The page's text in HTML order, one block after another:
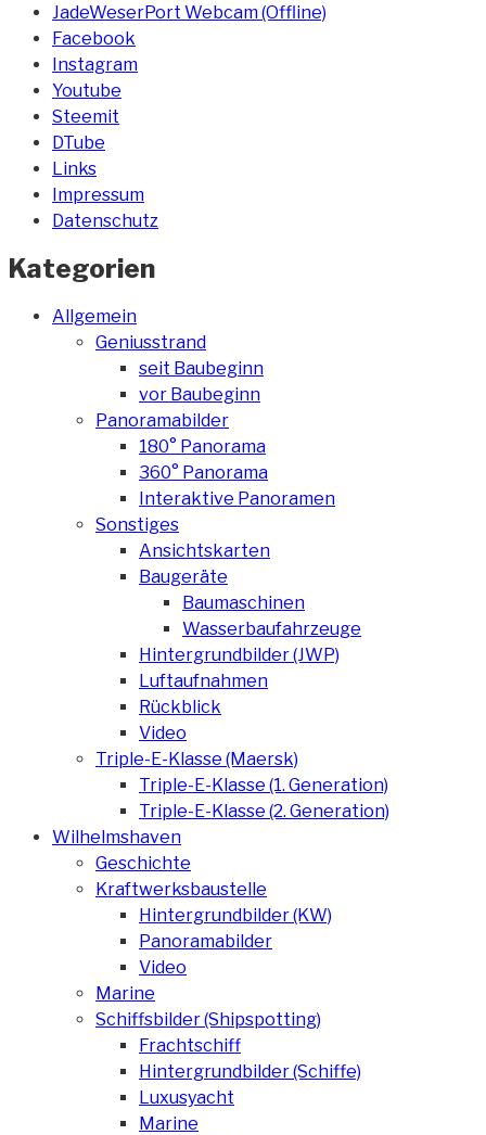
JadeWeserPort Webcam (Offline)
Facebook
Instagram
Youtube
Steemit
DTube
Links
Impressum
Datenschutz
Kategorien
Allgemein
Geniusstrand
seit Baubeginn
vor Baubeginn
Panoramabilder
180° Panorama
360° Panorama
Interaktive Panoramen
Sonstiges
Ansichtskarten
Baugeräte
Baumaschinen
Wasserbaufahrzeuge
Hintergrundbilder (JWP)
Luftaufnahmen
Rückblick
Video
Triple-E-Klasse (Maersk)
Triple-E-Klasse (1. Generation)
Triple-E-Klasse (2. Generation)
Wilhelmshaven
Geschichte
Kraftwerksbaustelle
Hintergrundbilder (KW)
Panoramabilder
Video
Marine
Schiffsbilder (Shipspotting)
Frachtschiff
Hintergrundbilder (Schiffe)
Luxusyacht
Marine